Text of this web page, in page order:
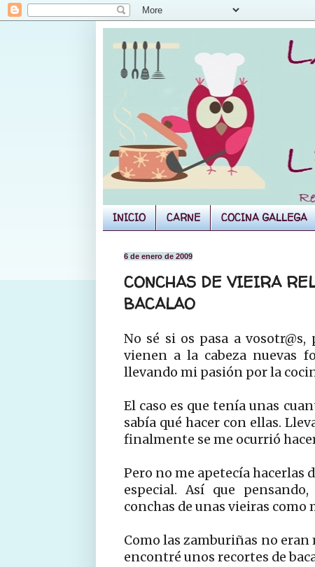
INICIO CARNE COCINA GALLEGA
6 de enero de 2009
CONCHAS DE VIEIRA
BACALAO
No sé si os pasa a
vienen a la cabeza nuevas
llevando mi pasión por la
El caso es que tenía unas
sabía qué hacer con ellas.
finalmente se me ocurrió
Pero no me apetecía hacerlas
especial. Así que
conchas de unas vieiras como
Como las zamburiñas no eran
encontré unos recortes de